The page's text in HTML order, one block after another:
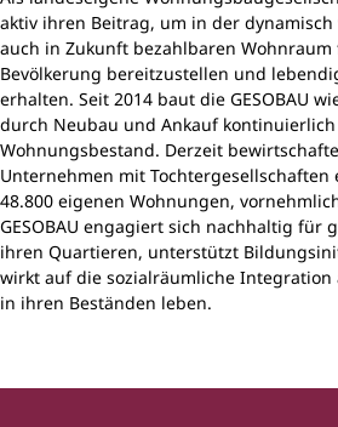
aktiv ihren Beitrag, um in der
auch in Zukunft bezahlbaren
Bevölkerung bereitzustellen und
erhalten. Seit 2014 baut die GESOBAU
durch Neubau und Ankauf
Wohnungsbestand. Derzeit
Unternehmen mit Tochtergesellschaften
48.800 eigenen Wohnungen,
GESOBAU engagiert sich nachhaltig für
ihren Quartieren, unterstützt
wirkt auf die sozialräumliche
in ihren Beständen leben.